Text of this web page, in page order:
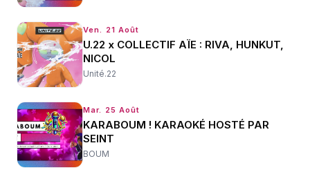
Ven. 21 Août
U.22 x COLLECTIF AÏE : RIVA, HUNKUT,
NICOL
Unité.22
Mar. 25 Août
KARABOUM ! KARAOKÉ HOSTÉ PAR
SEINT
BOUM